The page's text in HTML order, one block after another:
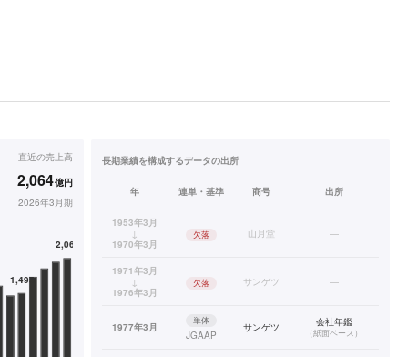
直近の売上高
2,064億円
2026年3月期
長期業績を構成するデータの出所
年 連単・基準 商号 出所
1953年3月
↓
1970年3月
欠落 山月堂 —
1971年3月
↓
1976年3月
欠落 サンゲツ —
1977年3月
単体
JGAAP
サンゲツ 会社年鑑
（紙面ベース）